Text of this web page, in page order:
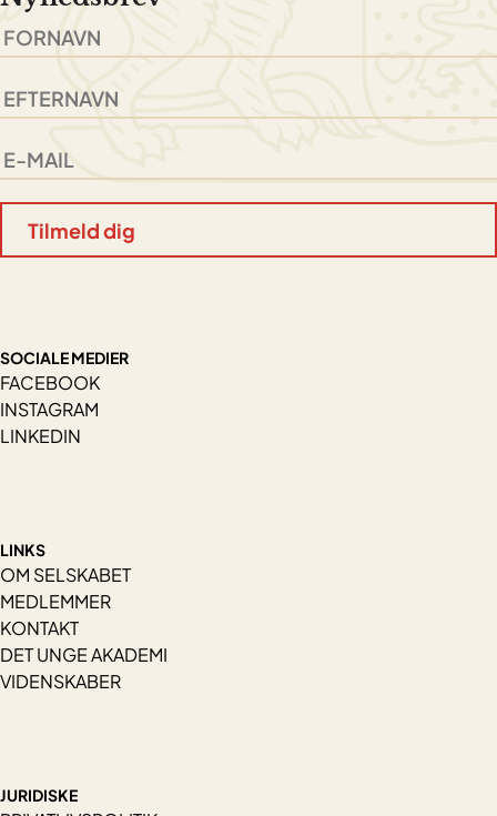
SOCIALE MEDIER
FACEBOOK
INSTAGRAM
LINKEDIN
LINKS
OM SELSKABET
MEDLEMMER
KONTAKT
DET UNGE AKADEMI
VIDENSKABER
JURIDISKE